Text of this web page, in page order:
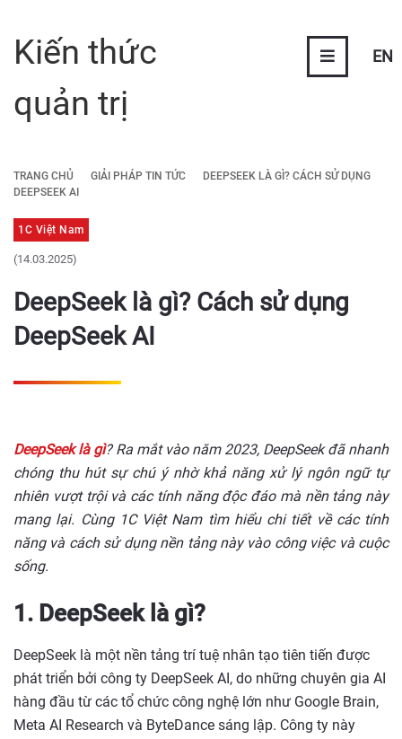
EN
Kiến thức
quản trị
TRANG CHỦ GIẢI PHÁP TIN TỨC
DEEPSEEK LÀ GÌ? CÁCH SỬ DỤNG
DEEPSEEK AI
1C Việt Nam
(14.03.2025)
DeepSeek là gì? Cách sử dụng
DeepSeek AI
DeepSeek là gì? Ra mắt vào năm 2023, DeepSeek đã nhanh
chóng thu hút sự chú ý nhờ khả năng xử lý ngôn ngữ tự
nhiên vượt trội và các tính năng độc đáo mà nền tảng này
mang lại. Cùng 1C Việt Nam tìm hiểu chi tiết về các tính
năng và cách sử dụng nền tảng này vào công việc và cuộc
sống.
1. DeepSeek là gì?
DeepSeek là một nền tảng trí tuệ nhân tạo tiên tiến được
phát triển bởi công ty DeepSeek AI, do những chuyên gia AI
hàng đầu từ các tổ chức công nghệ lớn như Google Brain,
Meta AI Research và ByteDance sáng lập. Công ty này